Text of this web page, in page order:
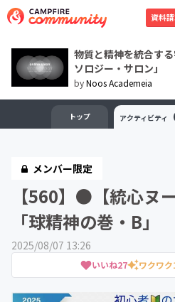
資料
物質と精神を統合す
ソロジー・サロン」
byNoos Academeia
トップ アクティビティ
メンバー限定
【560】●【統心ヌ
「球精神の巻・B」
2025/08/07 13:26
いいね27 ワクワク